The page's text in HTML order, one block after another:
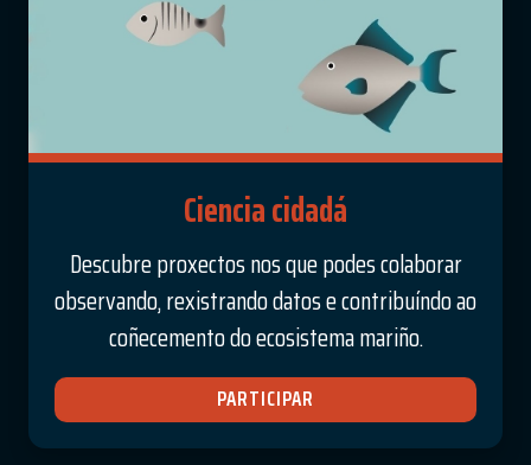
Ciencia cidadá
Descubre proxectos nos que podes colaborar
observando, rexistrando datos e contribuíndo ao
coñecemento do ecosistema mariño.
PARTICIPAR